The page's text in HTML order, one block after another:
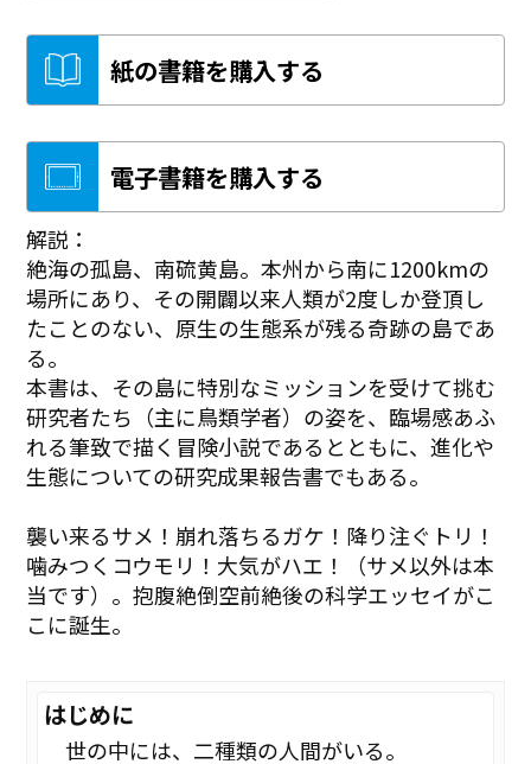
紙の書籍を購入する
電子書籍を購入する
解説：
絶海の孤島、南硫黄島。本州から南に1200kmの
場所にあり、その開闢以来人類が2度しか登頂し
たことのない、原生の生態系が残る奇跡の島であ
る。
本書は、その島に特別なミッションを受けて挑む
研究者たち（主に鳥類学者）の姿を、臨場感あふ
れる筆致で描く冒険小説であるとともに、進化や
生態についての研究成果報告書でもある。
襲い来るサメ！崩れ落ちるガケ！降り注ぐトリ！
噛みつくコウモリ！大気がハエ！（サメ以外は本
当です）。抱腹絶倒空前絶後の科学エッセイがこ
こに誕生。
はじめに
世の中には、二種類の人間がいる。